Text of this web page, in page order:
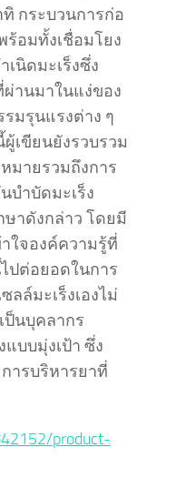
ทิ กระบวนการก่อ
ร้อมทั้งเชื่อมโยง
นิดมะเร็งซึ่ง
านมาในแง่ของ
มรุนแรงต่าง ๆ
เขียนยังรวบรวม
มายรวมถึงการ
บำบัดมะเร็ง
าดังกล่าว โดยมี
ใจองค์ความรู้ที่
ปต่อยอดในการ
ล์มะเร็งเองไม่
นบุคลากร
บบมุ่งเป้า ซึ่ง
ารบริหารยาที่
product-